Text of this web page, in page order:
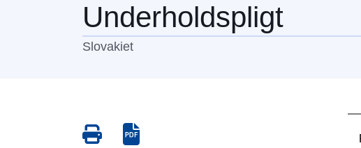
Underholdspligt
Slovakiet
Save
as
Save
as